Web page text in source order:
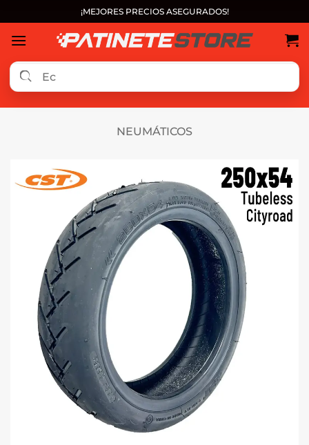
al
contenido
¡MEJORES PRECIOS ASEGURADOS!
NEUMÁTICOS